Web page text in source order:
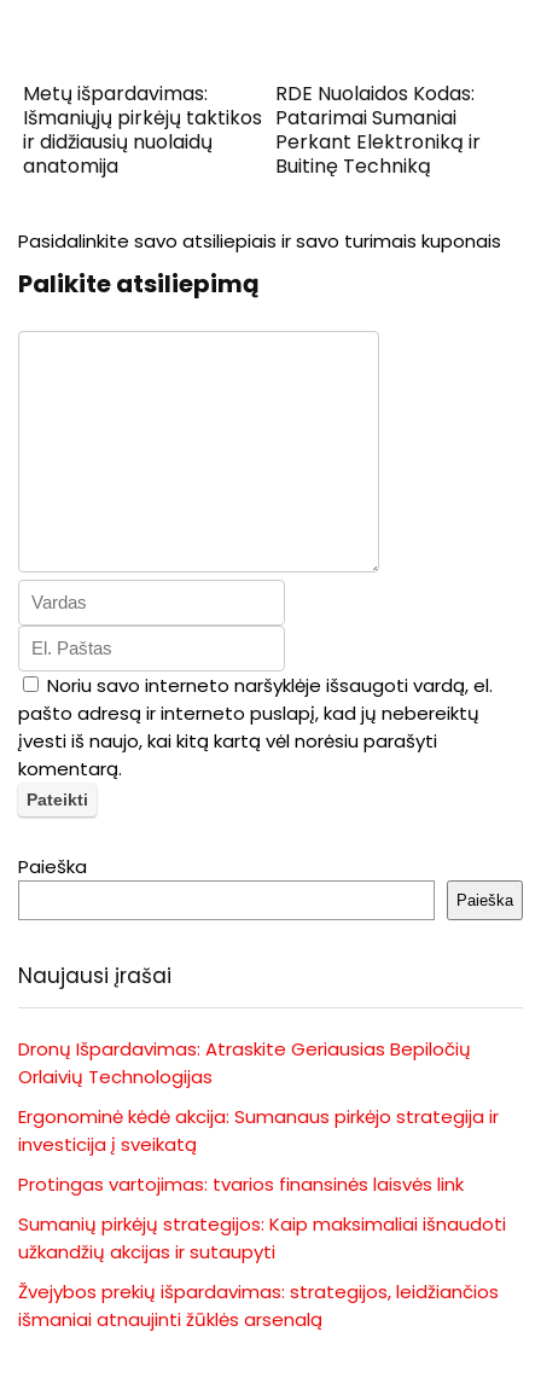
Metų išpardavimas:
Išmaniųjų pirkėjų taktikos
ir didžiausių nuolaidų
anatomija
RDE Nuolaidos Kodas:
Patarimai Sumaniai
Perkant Elektroniką ir
Buitinę Techniką
Pasidalinkite savo atsiliepiais ir savo turimais kuponais
Palikite atsiliepimą
Noriu savo interneto naršyklėje išsaugoti vardą, el.
pašto adresą ir interneto puslapį, kad jų nebereiktų
įvesti iš naujo, kai kitą kartą vėl norėsiu parašyti
komentarą.
Paieška
Paieška
Naujausi įrašai
Dronų Išpardavimas: Atraskite Geriausias Bepiločių
Orlaivių Technologijas
Ergonominė kėdė akcija: Sumanaus pirkėjo strategija ir
investicija į sveikatą
Protingas vartojimas: tvarios finansinės laisvės link
Sumanių pirkėjų strategijos: Kaip maksimaliai išnaudoti
užkandžių akcijas ir sutaupyti
Žvejybos prekių išpardavimas: strategijos, leidžiančios
išmaniai atnaujinti žūklės arsenalą